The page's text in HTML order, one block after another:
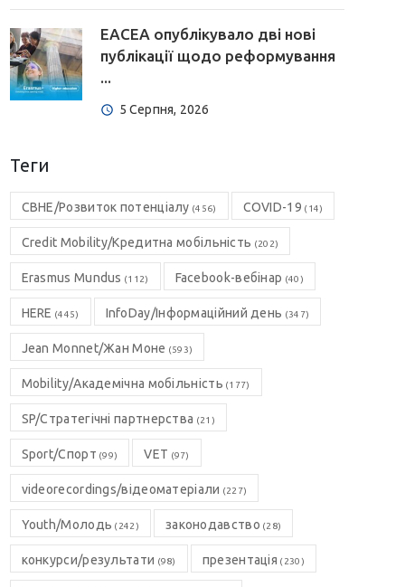
EACEA опублікувало дві нові
публікації щодо реформування
...
5 Серпня, 2026
Теги
CBHE/Розвиток потенціалу (456) COVID-19 (14)
Credit Mobility/Кредитна мобільність (202)
Erasmus Mundus (112) Facebook-вебінар (40)
HERE (445) InfoDay/Інформаційний день (347)
Jean Monnet/Жан Моне (593)
Mobility/Академічна мобільність (177)
SP/Стратегічні партнерства (21)
Sport/Спорт (99) VET (97)
videorecordings/відеоматеріали (227)
Youth/Молодь (242) законодавство (28)
конкурси/результати (98) презентація (230)